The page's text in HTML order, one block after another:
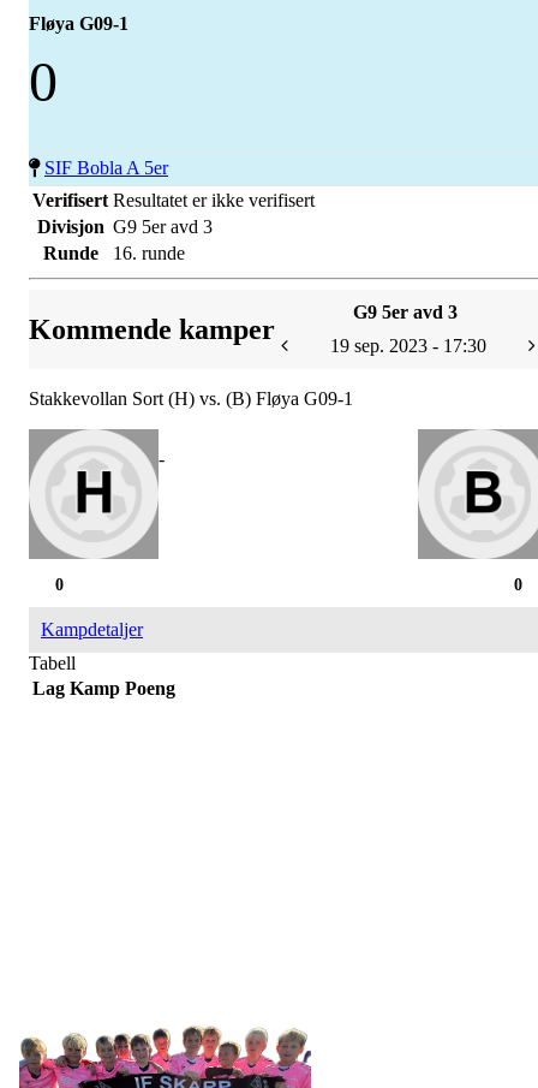
Fløya G09-1
0
SIF Bobla A 5er
Verifisert Resultatet er ikke verifisert
Divisjon G9 5er avd 3
Runde
16. runde
Kommende kamper
G9 5er avd 3
19 sep. 2023 - 17:30
Stakkevollan Sort (H) vs. (B) Fløya G09-1
-
0
0
Kampdetaljer
Tabell
Lag Kamp Poeng